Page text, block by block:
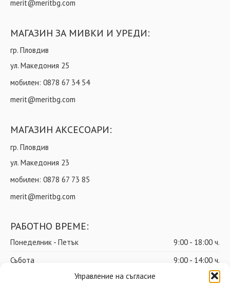
Управление на съгласие
merit@meritbg.com
МАГАЗИН ЗА МИВКИ И УРЕДИ:
гр. Пловдив
ул. Македония 25
мобилен: 0878 67 34 54
merit@meritbg.com
МАГАЗИН АКСЕСОАРИ:
гр. Пловдив
ул. Македония 23
мобилен: 0878 67 73 85
merit@meritbg.com
РАБОТНО ВРЕМЕ:
Понеделник - Петък
9:00 - 18:00 ч.
Събота
9:00 - 14:00 ч.
почивен ден